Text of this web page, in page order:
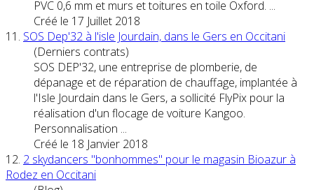
PVC 0,6 mm et murs et toitures en toile Oxford. ...
Créé le 17 Juillet 2018
11. SOS Dep'32 à l'isle Jourdain, dans le Gers en Occitani
(Derniers contrats)
SOS DEP'32, une entreprise de plomberie, de
dépanage et de réparation de chauffage, implantée à
l'Isle Jourdain dans le Gers, a sollicité FlyPix pour la
réalisation d'un flocage de voiture Kangoo.
Personnalisation ...
Créé le 18 Janvier 2018
12. 2 skydancers "bonhommes" pour le magasin Bioazur à
Rodez en Occitani